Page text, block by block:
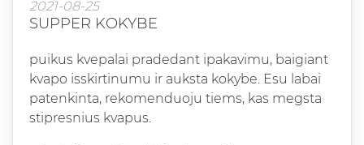
2021-08-25
SUPPER KOKYBE
puikus kvepalai pradedant ipakavimu, baigiant
kvapo isskirtinumu ir auksta kokybe. Esu labai
patenkinta, rekomenduoju tiems, kas megsta
stipresnius kvapus.